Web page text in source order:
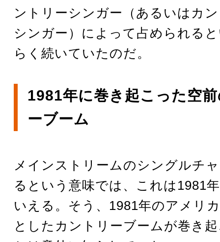
ントリーシンガー（あるいはカ
シンガー）によって占められる
らく続いていたのだ。
1981年に巻き起こった空
ーブーム
メインストリームのシングルチ
るという意味では、これは1981
いえる。そう、1981年のアメリ
としたカントリーブームが巻き